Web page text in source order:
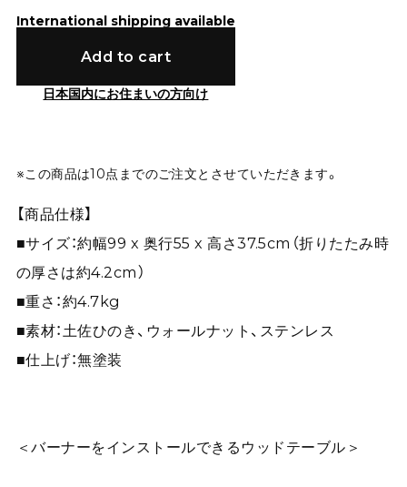
International shipping available
Add to cart
日本国内にお住まいの方向け
※この商品は10点までのご注文とさせていただきます。
【商品仕様】
■サイズ：約幅99 x 奥行55 x 高さ37.5cm（折りたたみ時
の厚さは約4.2cm）
■重さ：約4.7kg
■素材：土佐ひのき、ウォールナット、ステンレス
■仕上げ：無塗装
＜バーナーをインストールできるウッドテーブル＞